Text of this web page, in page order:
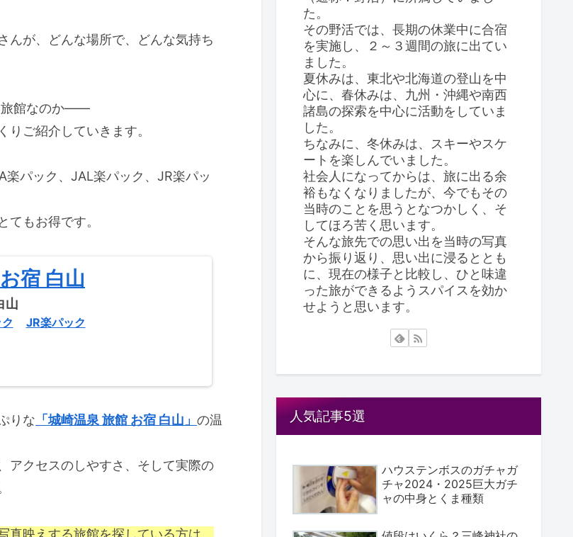
んが、どんな場所で、どんな気持ち
旅館なのか――
りご紹介していきます。
楽パック、JAL楽パック、JR楽パッ
もお得です。
宿 白山
JR楽パック
りな 「城崎温泉 旅館 お宿 白山」 の温
アクセスのしやすさ、そして実際の
映えする旅館を探している方は、
た。
その野活では、長期の休業中に合宿
を実施し、２～３週間の旅に出てい
ました。
夏休みは、東北や北海道の登山を中
心に、春休みは、九州・沖縄や南西
諸島の探索を中心に活動をしていま
した。
ちなみに、冬休みは、スキーやスケ
ートを楽しんでいました。
社会人になってからは、旅に出る余
裕もなくなりましたが、今でもその
当時のことを思うとなつかしく、そ
してほろ苦く思います。
そんな旅先での思い出を当時の写真
から振り返り、思い出に浸るととも
に、現在の様子と比較し、ひと味違
った旅ができるようスパイスを効か
せようと思います。
人気記事5選
ハウステンボスのガチャガ
チャ2024・2025巨大ガチ
ャの中身とくま種類